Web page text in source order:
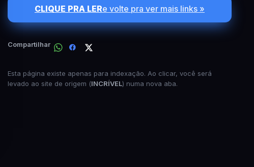
CLIQUE PRA LERe volte pra ver mais links »
Compartilhar
Esta página existe apenas para indexação. Ao clicar, você será
levado ao site de origem (INCRÍVEL) numa nova aba.